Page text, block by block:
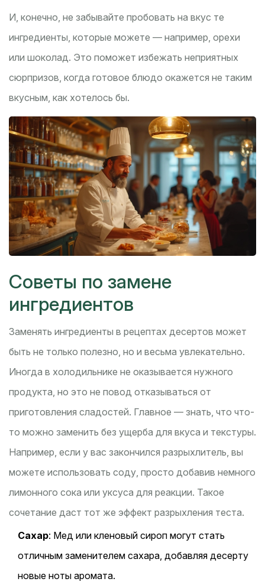
И, конечно, не забывайте пробовать на вкус те
ингредиенты, которые можете — например, орехи
или шоколад. Это поможет избежать неприятных
сюрпризов, когда готовое блюдо окажется не таким
вкусным, как хотелось бы.
Советы по замене
ингредиентов
Заменять ингредиенты в рецептах десертов может
быть не только полезно, но и весьма увлекательно.
Иногда в холодильнике не оказывается нужного
продукта, но это не повод отказываться от
приготовления сладостей. Главное — знать, что что-
то можно заменить без ущерба для вкуса и текстуры.
Например, если у вас закончился разрыхлитель, вы
можете использовать соду, просто добавив немного
лимонного сока или уксуса для реакции. Такое
сочетание даст тот же эффект разрыхления теста.
Сахар: Мед или кленовый сироп могут стать
отличным заменителем сахара, добавляя десерту
новые ноты аромата.